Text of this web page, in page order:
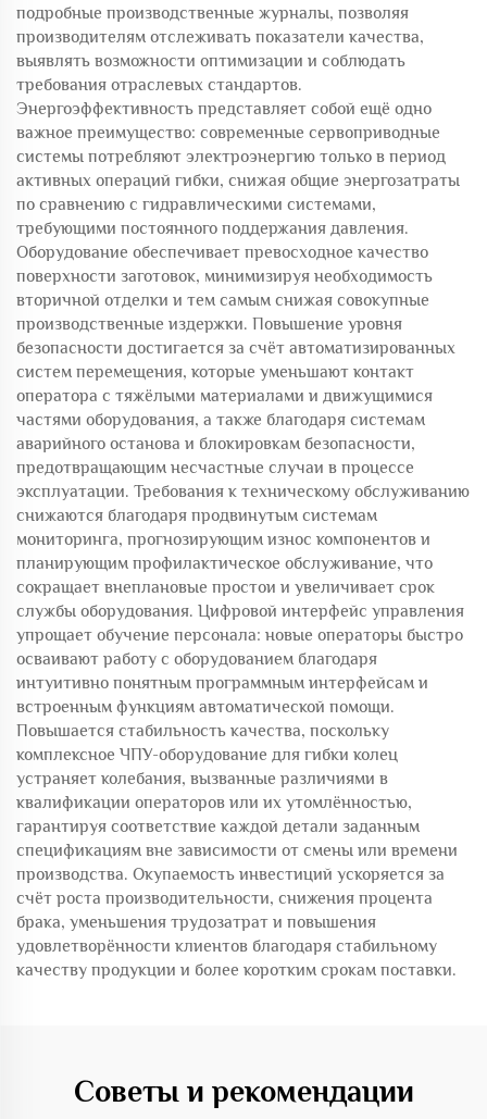
подробные производственные журналы, позволяя
производителям отслеживать показатели качества,
выявлять возможности оптимизации и соблюдать
требования отраслевых стандартов.
Энергоэффективность представляет собой ещё одно
важное преимущество: современные сервоприводные
системы потребляют электроэнергию только в период
активных операций гибки, снижая общие энергозатраты
по сравнению с гидравлическими системами,
требующими постоянного поддержания давления.
Оборудование обеспечивает превосходное качество
поверхности заготовок, минимизируя необходимость
вторичной отделки и тем самым снижая совокупные
производственные издержки. Повышение уровня
безопасности достигается за счёт автоматизированных
систем перемещения, которые уменьшают контакт
оператора с тяжёлыми материалами и движущимися
частями оборудования, а также благодаря системам
аварийного останова и блокировкам безопасности,
предотвращающим несчастные случаи в процессе
эксплуатации. Требования к техническому обслуживанию
снижаются благодаря продвинутым системам
мониторинга, прогнозирующим износ компонентов и
планирующим профилактическое обслуживание, что
сокращает внеплановые простои и увеличивает срок
службы оборудования. Цифровой интерфейс управления
упрощает обучение персонала: новые операторы быстро
осваивают работу с оборудованием благодаря
интуитивно понятным программным интерфейсам и
встроенным функциям автоматической помощи.
Повышается стабильность качества, поскольку
комплексное ЧПУ-оборудование для гибки колец
устраняет колебания, вызванные различиями в
квалификации операторов или их утомлённостью,
гарантируя соответствие каждой детали заданным
спецификациям вне зависимости от смены или времени
производства. Окупаемость инвестиций ускоряется за
счёт роста производительности, снижения процента
брака, уменьшения трудозатрат и повышения
удовлетворённости клиентов благодаря стабильному
качеству продукции и более коротким срокам поставки.
Советы и рекомендации